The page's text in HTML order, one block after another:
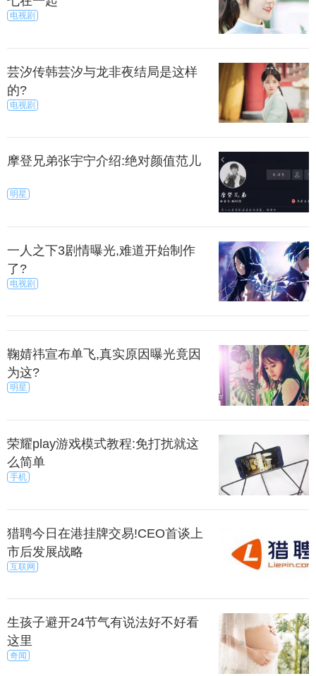
来源：尚之潮 秀目网 /探索 /文化
电视剧
芸汐传韩芸汐与龙非夜结局是这样
的?
电视剧
摩登兄弟张宇宁介绍:绝对颜值范儿
明星
一人之下3剧情曝光,难道开始制作
了?
电视剧
鞠婧祎宣布单飞,真实原因曝光竟因
为这?
明星
荣耀play游戏模式教程:免打扰就这
么简单
手机
猎聘今日在港挂牌交易!CEO首谈上
市后发展战略
互联网
生孩子避开24节气有说法好不好看
这里
奇闻